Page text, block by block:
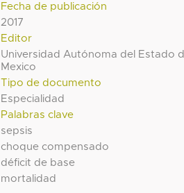
Fecha de publicación
2017
Editor
Universidad Autónoma del Estado
Mexico
Tipo de documento
Especialidad
Palabras clave
sepsis
choque compensado
déficit de base
mortalidad